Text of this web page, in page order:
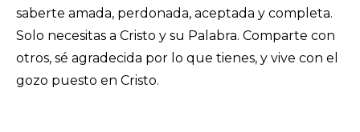
saberte amada, perdonada, aceptada y completa.
Solo necesitas a Cristo y su Palabra. Comparte con
otros, sé agradecida por lo que tienes, y vive con el
gozo puesto en Cristo.